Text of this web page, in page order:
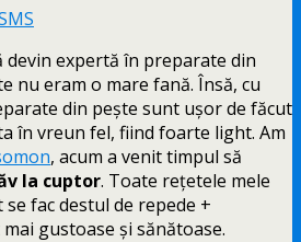
devin expertă în preparate din
nu eram o mare fană. Însă, cu
din peşte sunt uşor de făcut
în vreun fel, fiind foarte light. Am
, acum a venit timpul să
la cuptor. Toate reţetele mele
fac destul de repede +
gustoase şi sănătoase.